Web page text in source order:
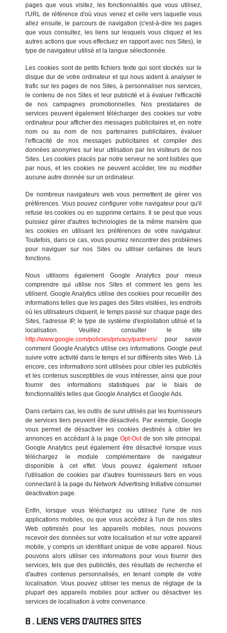
pages que vous visitez, les fonctionnalités que vous utilisez,
l'URL de référence d'où vous venez et celle vers laquelle vous
allez ensuite, le parcours de navigation (c'est-à-dire les pages
que vous consultez, les liens sur lesquels vous cliquez et les
autres actions que vous effectuez en rapport avec nos Sites), le
type de navigateur utilisé et la langue sélectionnée.
Les cookies sont de petits fichiers texte qui sont stockés sur le
disque dur de votre ordinateur et qui nous aident à analyser le
trafic sur les pages de nos Sites, à personnaliser nos services,
le contenu de nos Sites et leur publicité et à évaluer l'efficacité
de nos campagnes promotionnelles. Nos prestataires de
services peuvent également télécharger des cookies sur votre
ordinateur pour afficher des messages publicitaires et, en notre
nom ou au nom de nos partenaires publicitaires, évaluer
l'efficacité de nos messages publicitaires et compiler des
données anonymes sur leur utilisation par les visiteurs de nos
Sites. Les cookies placés par notre serveur ne sont lisibles que
par nous, et les cookies ne peuvent accéder, lire ou modifier
aucune autre donnée sur un ordinateur.
De nombreux navigateurs web vous permettent de gérer vos
préférences. Vous pouvez configurer votre navigateur pour qu'il
refuse les cookies ou en supprime certains. Il se peut que vous
puissiez gérer d'autres technologies de la même manière que
les cookies en utilisant les préférences de votre navigateur.
Toutefois, dans ce cas, vous pourriez rencontrer des problèmes
pour naviguer sur nos Sites ou utiliser certaines de leurs
fonctions.
Nous utilisons également Google Analytics pour mieux
comprendre qui utilise nos Sites et comment les gens les
utilisent. Google Analytics utilise des cookies pour recueillir des
informations telles que les pages des Sites visitées, les endroits
où les utilisateurs cliquent, le temps passé sur chaque page des
Sites, l'adresse IP, le type de système d'exploitation utilisé et la
localisation. Veuillez consulter le site
http://www.google.com/policies/privacy/partners/pour savoir
comment Google Analytics utilise ces informations. Google peut
suivre votre activité dans le temps et sur différents sites Web. Là
encore, ces informations sont utilisées pour cibler les publicités
et les contenus susceptibles de vous intéresser, ainsi que pour
fournir des informations statistiques par le biais de
fonctionnalités telles que Google Analytics et Google Ads.
Dans certains cas, les outils de suivi utilisés par les fournisseurs
de services tiers peuvent être désactivés. Par exemple, Google
vous permet de désactiver les cookies destinés à cibler les
annonces en accédant à la page Opt-Outde son site principal.
Google Analytics peut également être désactivé lorsque vous
téléchargez le module complémentaire de navigateur
disponible à cet effet. Vous pouvez également refuser
l'utilisation de cookies par d'autres fournisseurs tiers en vous
connectant à la page du Network Advertising Initiative consumer
deactivation page.
Enfin, lorsque vous téléchargez ou utilisez l'une de nos
applications mobiles, ou que vous accédez à l'un de nos sites
Web optimisés pour les appareils mobiles, nous pouvons
recevoir des données sur votre localisation et sur votre appareil
mobile, y compris un identifiant unique de votre appareil. Nous
pouvons alors utiliser ces informations pour vous fournir des
services, tels que des publicités, des résultats de recherche et
d'autres contenus personnalisés, en tenant compte de votre
localisation. Vous pouvez utiliser les menus de réglage de la
plupart des appareils mobiles pour activer ou désactiver les
services de localisation à votre convenance.
LIENS VERS D'AUTRES SITES